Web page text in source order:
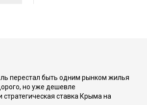
перестал быть одним рынком жилья
но уже дешевле
ставка Крыма на